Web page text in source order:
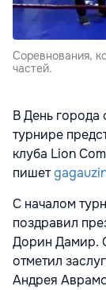
Соревнования,
частей.
В День города
турнире
клуба Lion
пишет
С началом
поздравил
Дорин Дамир.
отметил
Андрея